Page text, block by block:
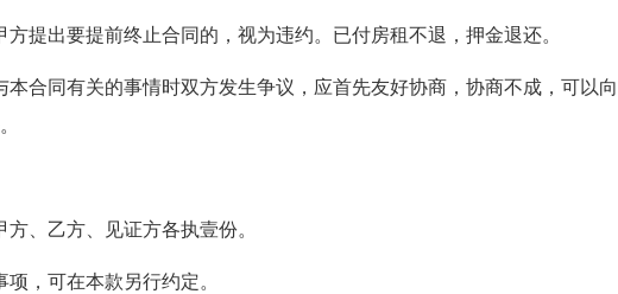
方提出要提前终止合同的，视为违约。已付房租不退，押金退还。
本合同有关的事情时双方发生争议，应首先友好协商，协商不成，可以向
、乙方、见证方各执壹份。
，可在本款另行约定。